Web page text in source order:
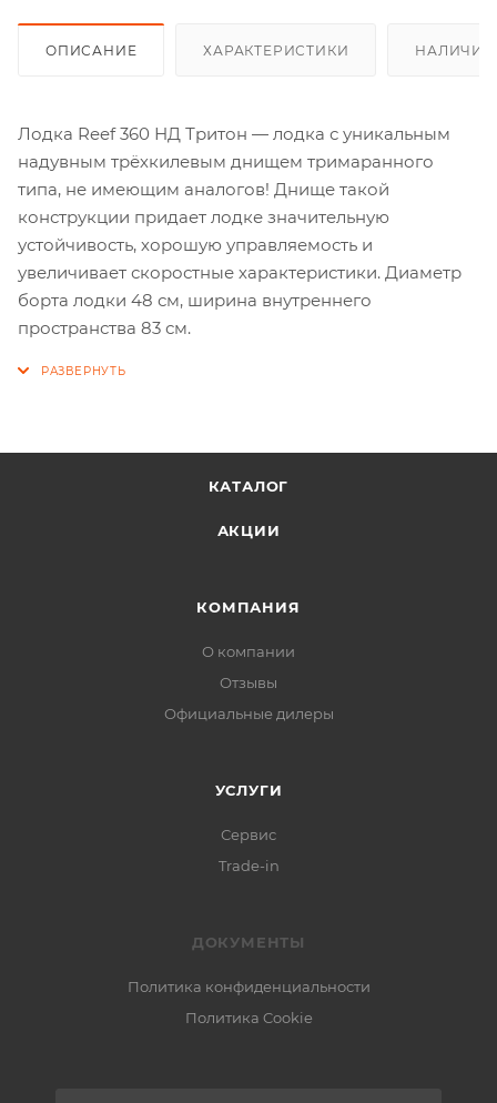
ОПИСАНИЕ ХАРАКТЕРИСТИКИ НАЛИЧИЕ
Лодка Reef 360 НД Тритон — лодка с уникальным
надувным трёхкилевым днищем тримаранного
типа, не имеющим аналогов! Днище такой
конструкции придает лодке значительную
устойчивость, хорошую управляемость и
увеличивает скоростные характеристики. Диаметр
борта лодки 48 см, ширина внутреннего
пространства 83 см.
КАТАЛОГ
АКЦИИ
КОМПАНИЯ
О компании
Отзывы
Официальные дилеры
УСЛУГИ
Сервис
Trade-in
ДОКУМЕНТЫ
Политика конфиденциальности
Политика Cookie